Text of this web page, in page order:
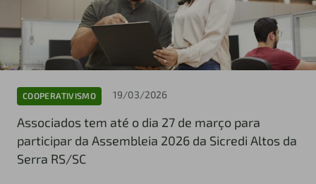
COOPERATIVISMO 19/03/2026
Associados tem até o dia 27 de março para
participar da Assembleia 2026 da Sicredi Altos da
Serra RS/SC